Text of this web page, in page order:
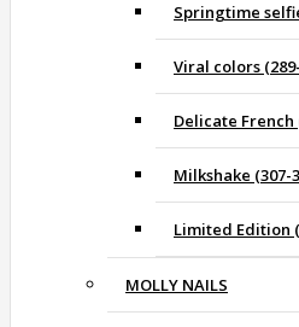
Springtime
Viral colors
Delicate French
Milkshake (307-
Limited Edition
MOLLY NAILS